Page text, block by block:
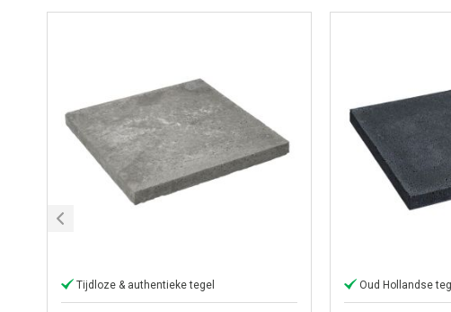
Tijdloze & authentieke tegel Oud Hollandse